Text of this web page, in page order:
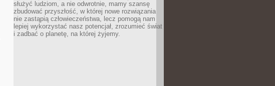
służyć ludziom, a nie odwrotnie, mamy szansę
zbudować przyszłość, w której nowe rozwiązania
nie zastąpią człowieczeństwa, lecz pomogą nam
lepiej wykorzystać nasz potencjał, zrozumieć świat
i zadbać o planetę, na której żyjemy.